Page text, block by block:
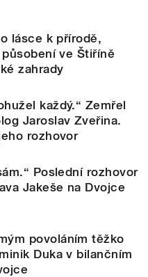
lásce k přírodě,
ve Štiříně
zahrady
každý.“ Zemřel
Jaroslav Zveřina.
rozhovor
Poslední rozhovor
Jakeše na Dvojce
povoláním těžko
Duka v bilančním